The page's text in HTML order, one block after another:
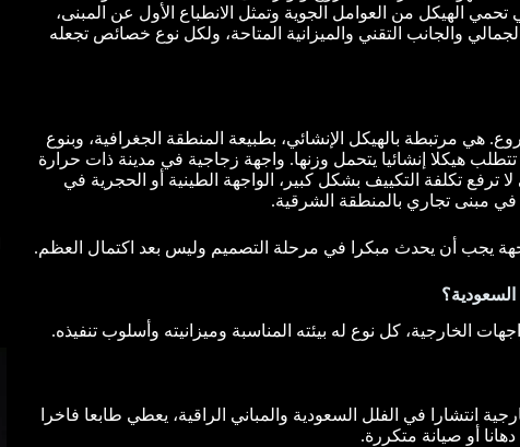
الهيكل من العوامل الجوية وتمثل الانطباع الأول عن المبنى،
والجانب التقني والميزانية المتاحة، ولكل نوع خصائص تجعله
هي مرتبطة بالهيكل الإنشائي، بطبيعة المنطقة الجغرافية، وبنوع
هيكلا إنشائيا يتحمل وزنها. واجهة زجاجية في مدينة ذات حرارة
ترفع تكلفة التكييف بشكل كبير، الواجهة الطينية أو الحجرية في
مبنى تجاري بالمنطقة الشرقية.
يجب أن يحدث مبكرا في مرحلة التصميم وليس بعد اكتمال العظم.
الخارجية، كل نوع له بيئته المناسبة وميزانيته وأسلوب تنفيذه.
انتشارا في الفلل السعودية والمباني الراقية، يعطي طابعا فاخرا
أو صيانة متكررة.